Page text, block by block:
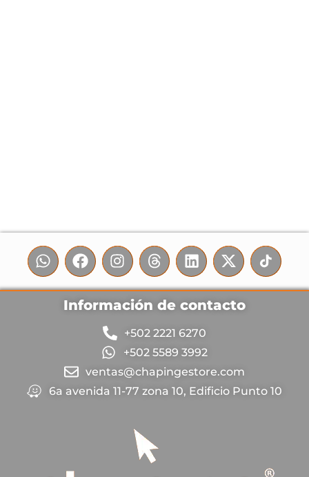
Información de contacto
+502 2221 6270
+502 5589 3992
ventas@chapingestore.com
6a avenida 11-77 zona 10, Edificio Punto 10